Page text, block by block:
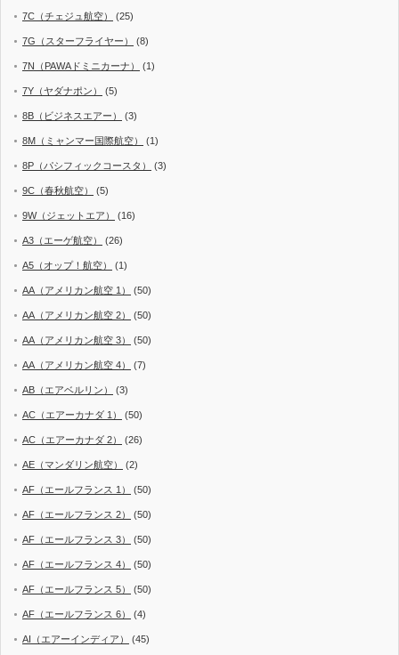
7C（チェジュ航空） (25)
7G（スターフライヤー） (8)
7N（PAWAドミニカーナ） (1)
7Y（ヤダナポン） (5)
8B（ビジネスエアー） (3)
8M（ミャンマー国際航空） (1)
8P（パシフィックコースタ） (3)
9C（春秋航空） (5)
9W（ジェットエア） (16)
A3（エーゲ航空） (26)
A5（オップ！航空） (1)
AA（アメリカン航空 1） (50)
AA（アメリカン航空 2） (50)
AA（アメリカン航空 3） (50)
AA（アメリカン航空 4） (7)
AB（エアベルリン） (3)
AC（エアーカナダ 1） (50)
AC（エアーカナダ 2） (26)
AE（マンダリン航空） (2)
AF（エールフランス 1） (50)
AF（エールフランス 2） (50)
AF（エールフランス 3） (50)
AF（エールフランス 4） (50)
AF（エールフランス 5） (50)
AF（エールフランス 6） (4)
AI（エアーインディア） (45)